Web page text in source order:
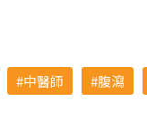
中醫師 腹瀉